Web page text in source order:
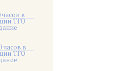
в
ТГО
часов в
ТГО